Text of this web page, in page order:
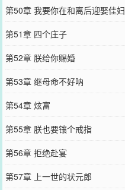
第50章 我要你在和离后迎娶佳妇
第51章 四个庄子
第52章 朕给你赐婚
第53章 继母命不好呐
第54章 炫富
第55章 朕也要镶个戒指
第56章 拒绝赴宴
第57章 上一世的状元郎